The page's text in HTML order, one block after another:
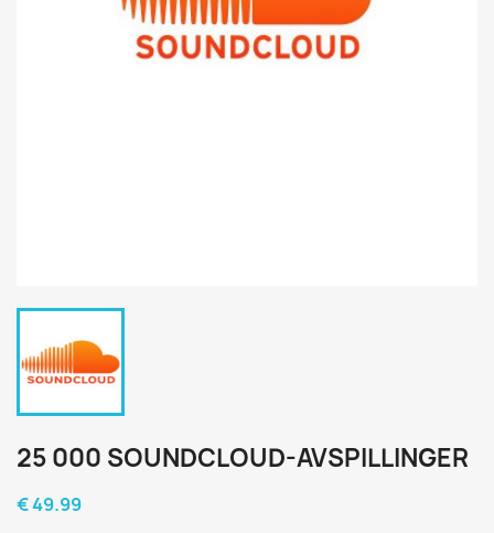
25 000 SOUNDCLOUD-AVSPILLINGER
€ 49.99